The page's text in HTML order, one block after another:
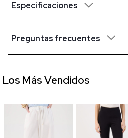
Especificaciones
Preguntas frecuentes
Los Más Vendidos